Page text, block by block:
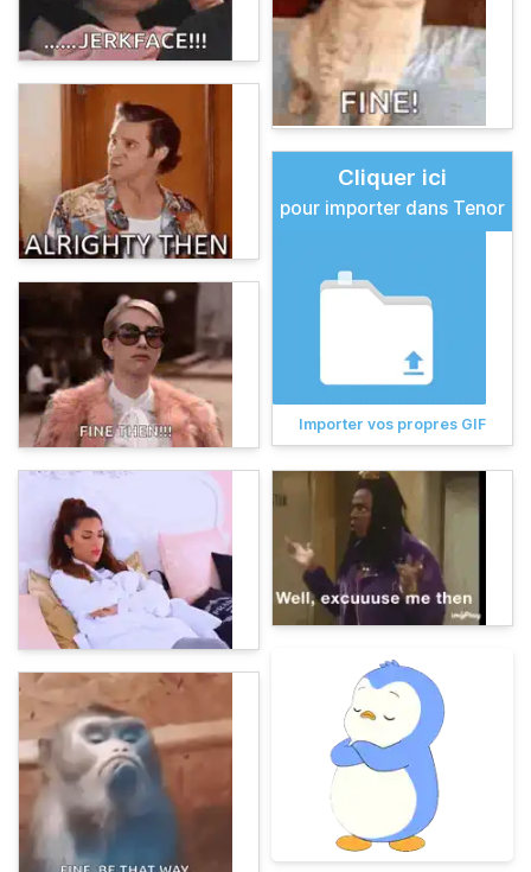
Cliquer ici
pour importer dans Tenor
Importer vos propres GIF